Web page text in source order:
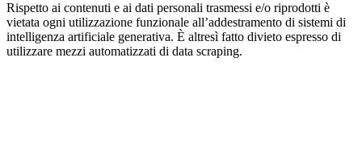
Rispetto ai contenuti e ai dati personali trasmessi e/o riprodotti è
vietata ogni utilizzazione funzionale all’addestramento di sistemi di
intelligenza artificiale generativa. È altresì fatto divieto espresso di
utilizzare mezzi automatizzati di data scraping.